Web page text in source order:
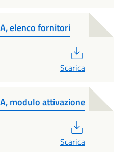
elenco fornitori
Scarica
modulo attivazione
Scarica